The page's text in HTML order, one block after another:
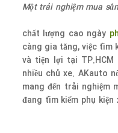
Một trải nghiệm mua
chất lượng cao ngày
càng gia tăng, việc tìm
và tiện lợi tại
nhiều chủ xe. AKauto
mang đến trải nghiệm
đang tìm kiếm phụ